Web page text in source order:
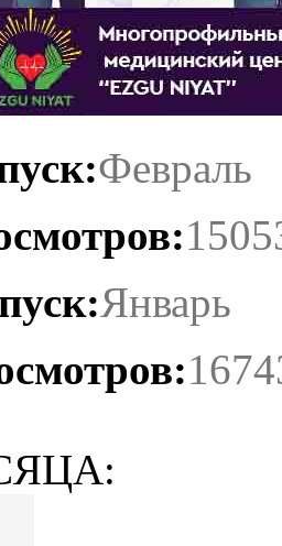
Февраль
Январь